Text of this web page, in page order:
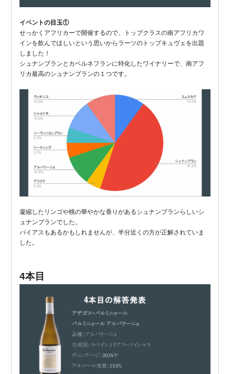
イベントの目玉①
せっかくアフリカーで開催するので、トップクラスの南アフリカワ
インを飲んでほしいという思いからラーツのトップキュヴェを出題
しました！
シュナンブランとカベルネフランに特化したワイナリーで、南アフ
リカ最高のシュナンブランの１つです。
凝縮したリンゴや桃の華やかな香りがあるシュナンブランらしいシ
ュナンブランでした。
バイアスもあるかもしれませんが、半分近くの方が正解されていま
した。
4本目